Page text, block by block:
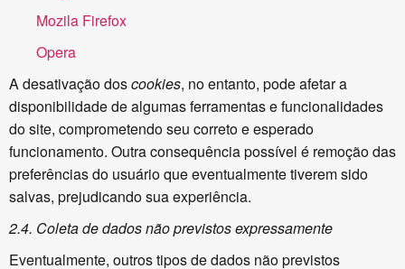
Mozila Firefox
Opera
A desativação doscookies, no entanto, pode afetar a
disponibilidade de algumas ferramentas e funcionalidades
do site, comprometendo seu correto e esperado
funcionamento. Outra consequência possível é remoção das
preferências do usuário que eventualmente tiverem sido
salvas, prejudicando sua experiência.
2.4. Coleta de dados não previstos expressamente
Eventualmente, outros tipos de dados não previstos